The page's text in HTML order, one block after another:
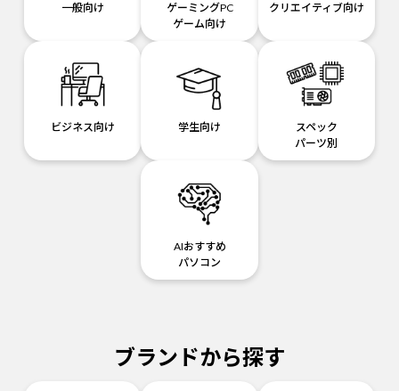
一般向け
ゲーミングPC
ゲーム向け
クリエイティブ向け
ビジネス向け 学生向け
スペック
パーツ別
AIおすすめ
パソコン
ブランドから探す